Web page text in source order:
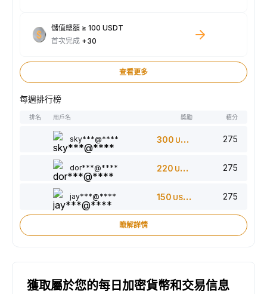
儲值總額 ≥ 100 USDT
首次完成 +30
查看更多
每週排行榜
排名 用戶名 獎勵 積分
sky***@**** 300 USDT 275
dor***@**** 220 USDT 275
jay***@**** 150 USDT 275
瞭解詳情
獲取屬於您的每日加密貨幣和交易信息